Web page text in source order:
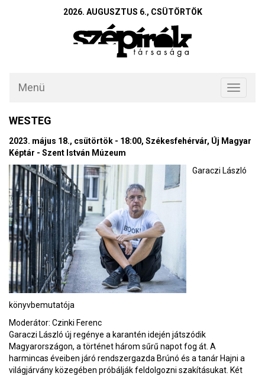
2026. AUGUSZTUS 6., CSÜTÖRTÖK
Toggle
Menü
WESTEG
2023. május 18., csütörtök - 18:00, Székesfehérvár, Új Magyar
Képtár - Szent István Múzeum
Garaczi László
könyvbemutatója
Moderátor: Czinki Ferenc
Garaczi László új regénye a karantén idején játszódik
Magyarországon, a történet három sűrű napot fog át. A
harmincas éveiben járó rendszergazda Brúnó és a tanár Hajni a
világjárvány közegében próbálják feldolgozni szakításukat. Két